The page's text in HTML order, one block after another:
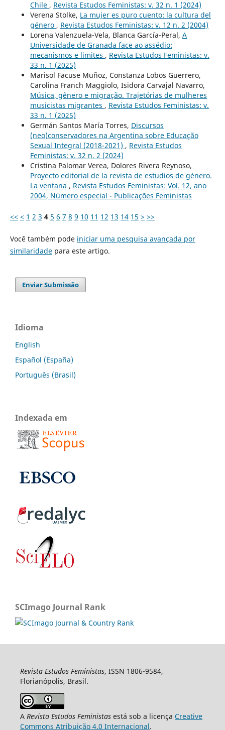
Chile , Revista Estudos Feministas: v. 32 n. 1 (2024)
Verena Stolke, La mujer es puro cuento: la cultura del
género , Revista Estudos Feministas: v. 12 n. 2 (2004)
Lorena Valenzuela-Vela, Blanca García-Peral, A
Universidade de Granada face ao assédio:
mecanismos e limites , Revista Estudos Feministas: v.
33 n. 1 (2025)
Marisol Facuse Muñoz, Constanza Lobos Guerrero,
Carolina Franch Maggiolo, Isidora Carvajal Navarro,
Música, gênero e migração. Trajetórias de mulheres
musicistas migrantes , Revista Estudos Feministas: v.
33 n. 1 (2025)
Germán Santos María Torres, Discursos
(neo)conservadores na Argentina sobre Educação
Sexual Integral (2018-2021) , Revista Estudos
Feministas: v. 32 n. 2 (2024)
Cristina Palomar Verea, Dolores Rivera Reynoso,
Proyecto editorial de la revista de estudios de género.
La ventana , Revista Estudos Feministas: Vol. 12, ano
2004, Número especial - Publicações Feministas
<< < 1 2 3 4 5 6 7 8 9 10 11 12 13 14 15 > >>
Você também pode iniciar uma pesquisa avançada por
similaridadepara este artigo.
Enviar Submissão
Idioma
English
Español (España)
Português (Brasil)
Indexada em
SCImago Journal Rank
Revista Estudos Feministas, ISSN 1806-9584,
Florianópolis, Brasil.
A Revista Estudos Feministasestá sob a licença Creative
Commons Atribuição 4.0 Internacional.